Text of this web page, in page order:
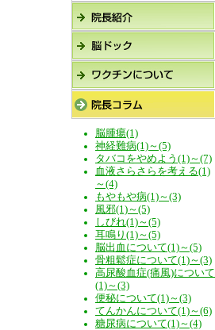
脳腫瘍(1)
神経難病(1)～(5)
タバコをやめよう(1)～(7)
血液さらさらを考える(1)
～(4)
もやもや病(1)～(3)
風邪(1)～(5)
しびれ(1)～(5)
耳鳴り(1)～(5)
脳出血について(1)～(5)
骨粗鬆症について(1)～(3)
高尿酸血症(痛風)について
(1)～(3)
便秘について(1)～(3)
てんかんについて(1)～(6)
糖尿病について(1)～(4)